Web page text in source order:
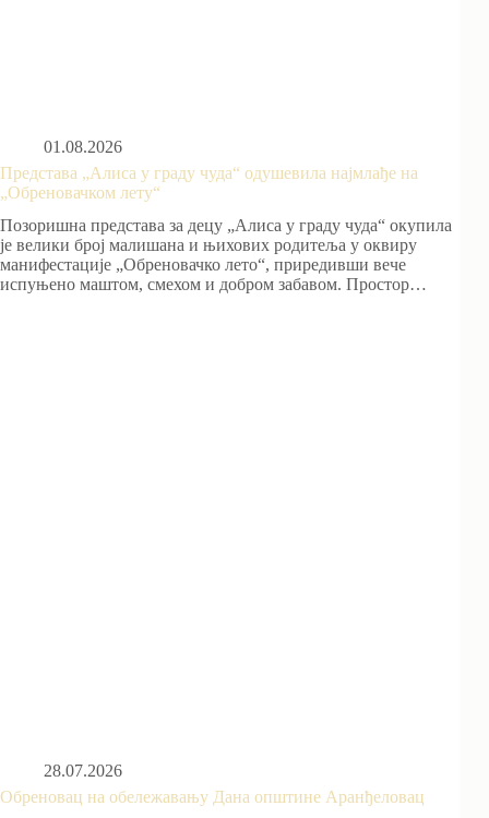
01.08.2026
Представа „Алиса у граду чуда“ одушевила најмлађе на
„Обреновачком лету“
Позоришна представа за децу „Алиса у граду чуда“ окупила
је велики број малишана и њихових родитеља у оквиру
манифестације „Обреновачко лето“, приредивши вече
испуњено маштом, смехом и добром забавом. Простор…
28.07.2026
Обреновац на обележавању Дана општине Аранђеловац